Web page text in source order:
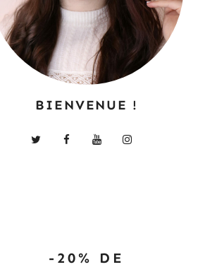
BIENVENUE !
-20% DE